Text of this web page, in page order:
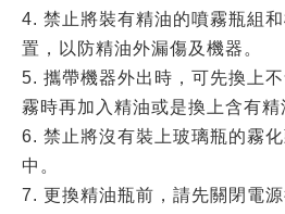
4. 禁止將裝有精油的噴霧瓶組
置，以防精油外漏傷及機器。
5. 攜帶機器外出時，可先換上
霧時再加入精油或是換上含有精
6. 禁止將沒有裝上玻璃瓶的霧
中。
7. 更換精油瓶前，請先關閉電